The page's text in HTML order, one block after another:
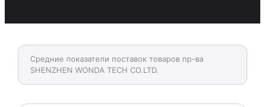
Средние показатели поставок товаров пр-ва
SHENZHEN WONDA TECH CO.LTD.